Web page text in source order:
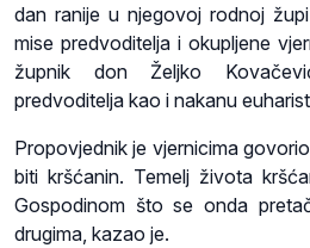
dan ranije u njegovoj rodnoj
mise predvoditelja i okupljene
župnik don Željko
predvoditelja kao i nakanu
Propovjednik je vjernicima
biti kršćanin. Temelj života
Gospodinom što se onda
drugima, kazao je.